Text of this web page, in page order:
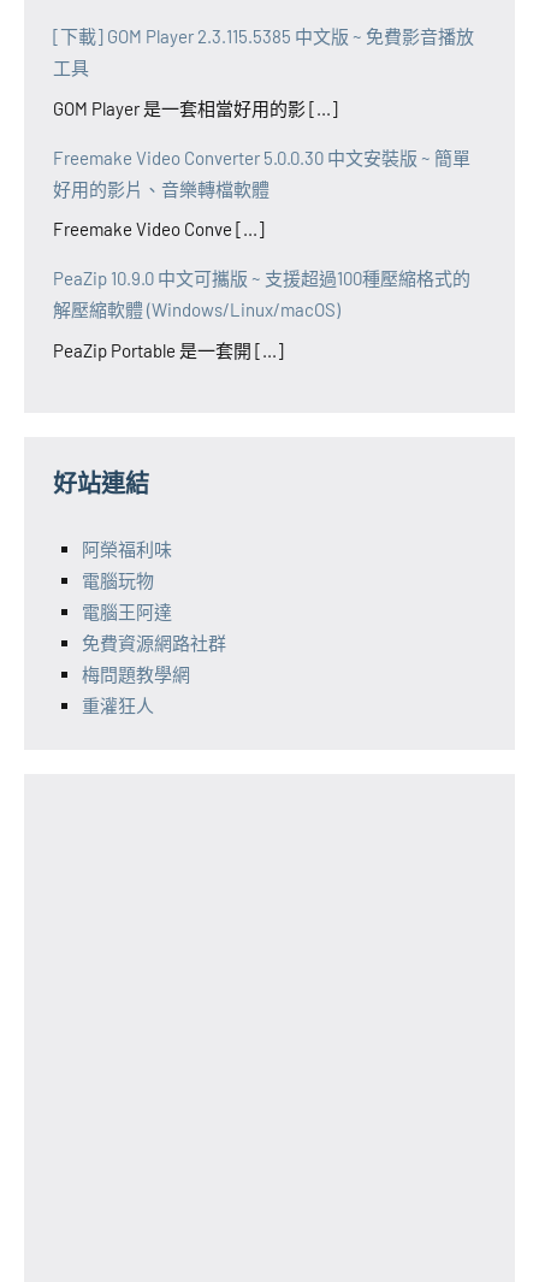
[下載] GOM Player 2.3.115.5385 中文版 ~ 免費影音播放
工具
GOM Player 是一套相當好用的影 [...]
Freemake Video Converter 5.0.0.30 中文安裝版 ~ 簡單
好用的影片、音樂轉檔軟體
Freemake Video Conve [...]
PeaZip 10.9.0 中文可攜版 ~ 支援超過100種壓縮格式的
解壓縮軟體 (Windows/Linux/macOS)
PeaZip Portable 是一套開 [...]
好站連結
阿榮福利味
電腦玩物
電腦王阿達
免費資源網路社群
梅問題教學網
重灌狂人